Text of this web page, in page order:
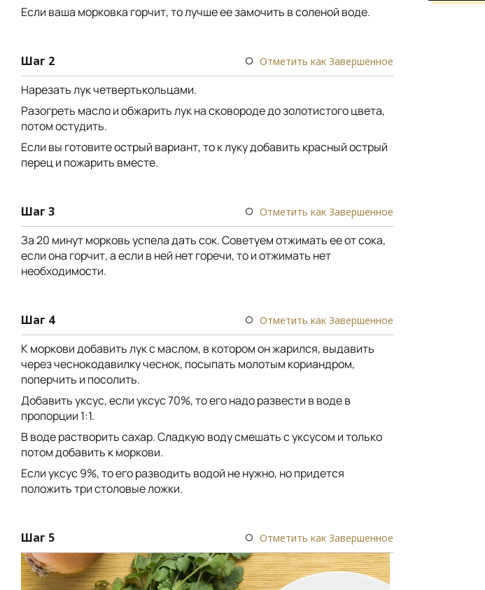
Если ваша морковка горчит, то лучше ее замочить в соленой воде.
Шаг 2 Отметить как Завершенное
Нарезать лук четвертькольцами.
Разогреть масло и обжарить лук на сковороде до золотистого цвета,
потом остудить.
Если вы готовите острый вариант, то к луку добавить красный острый
перец и пожарить вместе.
Шаг 3 Отметить как Завершенное
За 20 минут морковь успела дать сок. Советуем отжимать ее от сока,
если она горчит, а если в ней нет горечи, то и отжимать нет
необходимости.
Шаг 4 Отметить как Завершенное
К моркови добавить лук с маслом, в котором он жарился, выдавить
через чеснокодавилку чеснок, посыпать молотым кориандром,
поперчить и посолить.
Добавить уксус, если уксус 70%, то его надо развести в воде в
пропорции 1:1.
В воде растворить сахар. Сладкую воду смешать с уксусом и только
потом добавить к моркови.
Если уксус 9%, то его разводить водой не нужно, но придется
положить три столовые ложки.
Шаг 5 Отметить как Завершенное